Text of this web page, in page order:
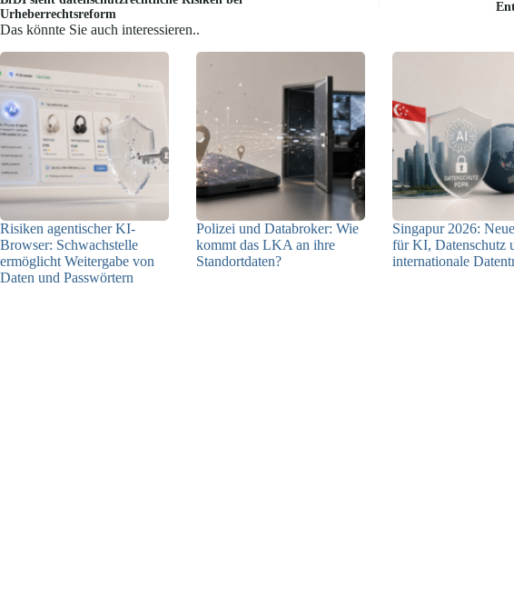
Urheberrechtsreform
Das könnte Sie auch interessieren..
Risiken agentischer KI-
Browser: Schwachstelle
ermöglicht Weitergabe von
Daten und Passwörtern
Polizei und Databroker: Wie
kommt das LKA an ihre
Standortdaten?
Singapur 2026:
für KI, Datenschutz
internationale